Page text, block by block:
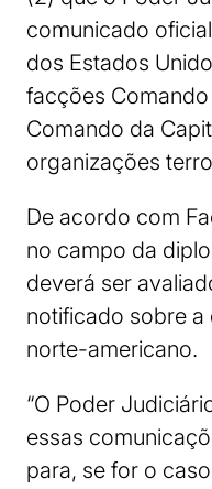
comunicado
dos Estados
facções
Comando da
organizações
De acordo com
no campo da
deverá ser
notificado sobre
norte-americano.
“O Poder
essas
para, se for o